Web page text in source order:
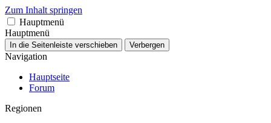
Zum Inhalt springen
Hauptmenü
Hauptmenü
In die Seitenleiste verschieben Verbergen
Navigation
Hauptseite
Forum
Regionen